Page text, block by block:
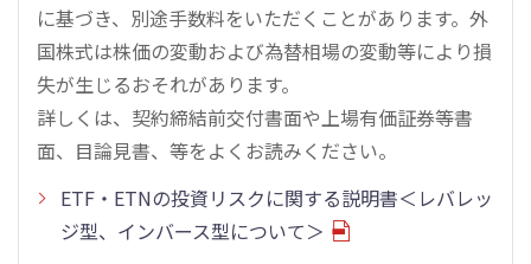
に基づき、別途手数料をいただくことがあります。外
国株式は株価の変動および為替相場の変動等により損
失が生じるおそれがあります。
詳しくは、契約締結前交付書面や上場有価証券等書
面、目論見書、等をよくお読みください。
ETF・ETNの投資リスクに関する説明書＜レバレッ
ジ型、インバース型について＞